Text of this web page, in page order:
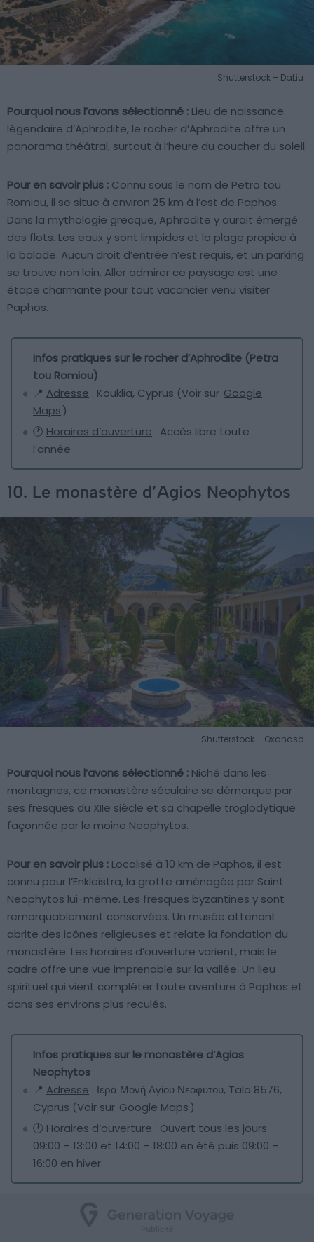
Shutterstock – DaLiu
Pourquoi nous l’avons sélectionné : Lieu de naissance
légendaire d’Aphrodite, le rocher d’Aphrodite offre un
panorama théâtral, surtout à l’heure du coucher du soleil.
Pour en savoir plus : Connu sous le nom de Petra tou
Romiou, il se situe à environ 25 km à l’est de Paphos.
Dans la mythologie grecque, Aphrodite y aurait émergé
des flots. Les eaux y sont limpides et la plage propice à
la balade. Aucun droit d’entrée n’est requis, et un parking
se trouve non loin. Aller admirer ce paysage est une
étape charmante pour tout vacancier venu visiter
Paphos.
Infos pratiques sur le rocher d’Aphrodite (Petra
tou Romiou)
📍 Adresse : Kouklia, Cyprus (Voir sur Google
Maps)
🕐 Horaires d’ouverture : Accès libre toute
l’année
10. Le monastère d’Agios Neophytos
Shutterstock – Oxanaso
Pourquoi nous l’avons sélectionné : Niché dans les
montagnes, ce monastère séculaire se démarque par
ses fresques du XIIe siècle et sa chapelle troglodytique
façonnée par le moine Neophytos.
Pour en savoir plus : Localisé à 10 km de Paphos, il est
connu pour l’Enkleistra, la grotte aménagée par Saint
Neophytos lui-même. Les fresques byzantines y sont
remarquablement conservées. Un musée attenant
abrite des icônes religieuses et relate la fondation du
monastère. Les horaires d’ouverture varient, mais le
cadre offre une vue imprenable sur la vallée. Un lieu
spirituel qui vient compléter toute aventure à Paphos et
dans ses environs plus reculés.
Infos pratiques sur le monastère d’Agios
Neophytos
📍 Adresse : Ιερά Μονή Αγίου Νεοφύτου, Tala 8576,
Cyprus (Voir sur Google Maps)
🕐 Horaires d’ouverture : Ouvert tous les jours
09:00 – 13:00 et 14:00 – 18:00 en été puis 09:00 –
16:00 en hiver